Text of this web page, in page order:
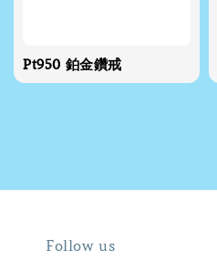
Pt950 鉑金鑽戒
Follow us